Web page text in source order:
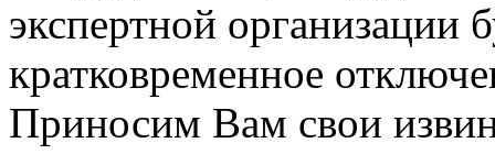
экспертной организации
кратковременное
Приносим Вам свои